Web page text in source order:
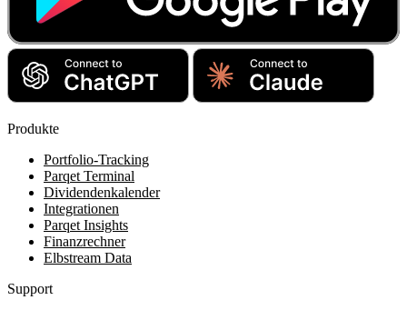
Produkte
Portfolio-Tracking
Parqet Terminal
Dividendenkalender
Integrationen
Parqet Insights
Finanzrechner
Elbstream Data
Support